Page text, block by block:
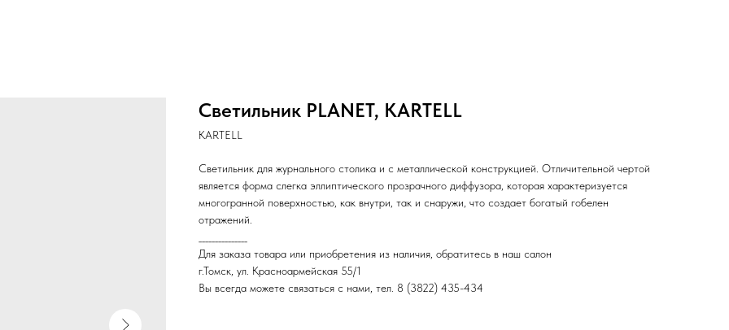
Светильник PLANET, KARTELL
KARTELL
Светильник для журнального столика и с металлической конструкцией. Отличительной чертой
является форма слегка эллиптического прозрачного диффузора, которая характеризуется
многогранной поверхностью, как внутри, так и снаружи, что создает богатый гобелен
отражений.
Для заказа товара или приобретения из наличия, обратитесь в наш салон
г.Томск, ул. Красноармейская 55/1
Вы всегда можете связаться с нами, тел. 8 (3822) 435-434